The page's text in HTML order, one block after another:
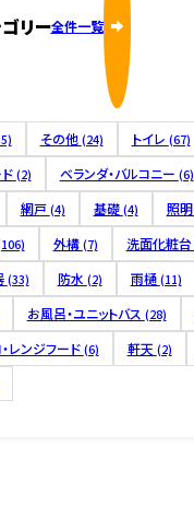
リー全件一覧
その他 (24) トイレ (67)
(2) ベランダ・バルコニー (6)
網戸 (4) 基礎 (4) 照明
外構 (7) 洗面化粧台
(33) 防水 (2) 雨樋 (11)
お風呂・ユニットバス (28)
レンジフード (6) 軒天 (2)